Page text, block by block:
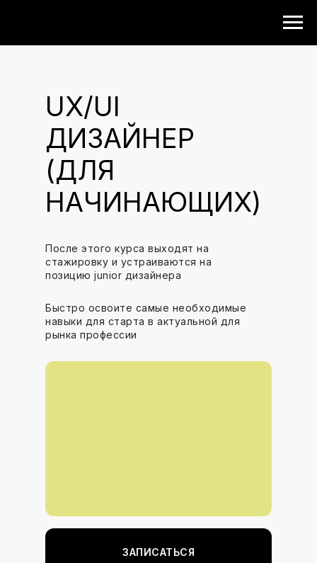
Быстро освоите самые необходимые
навыки для старта в актуальной для
рынка профессии
UX/UI
ДИЗАЙНЕР
(ДЛЯ
НАЧИНАЮЩИХ)
После этого курса выходят на
стажировку и устраиваются на
позицию junior дизайнера
ЗАПИСАТЬСЯ